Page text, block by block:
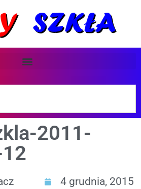
2011-
4 grudnia, 2015